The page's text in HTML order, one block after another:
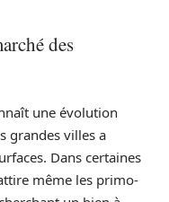
des
une évolution
grandes villes a
Dans certaines
même les primo-